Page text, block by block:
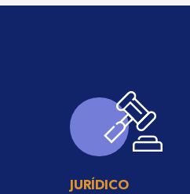
JURÍDICO